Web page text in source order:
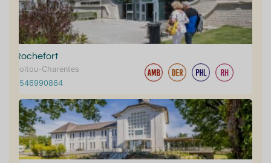
Rochefort
Poitou-Charentes
0546990864